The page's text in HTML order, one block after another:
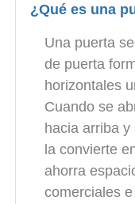
¿Qué es una
Una puerta
de puerta
horizontales
Cuando se
hacia arriba
la convierte
ahorra
comerciales